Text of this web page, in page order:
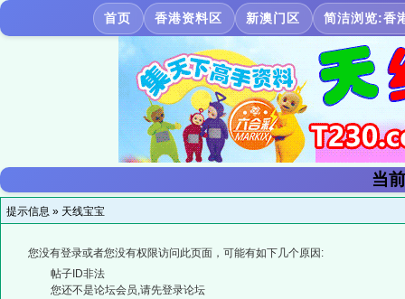
首页 香港资料区 新澳门区 简洁浏览:香
当
提示信息 » 天线宝宝
您没有登录或者您没有权限访问此页面，可能有如下几个原因:
帖子ID非法
您还不是论坛会员,请先登录论坛